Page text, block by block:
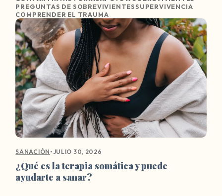
SANACIÓN •JULIO 30, 2026
¿Qué es la terapia somática y puede
ayudarte a sanar?
PREGUNTAS DE SOBREVIVIENTESSUPERVIVENCIA
COMPRENDER EL TRAUMA